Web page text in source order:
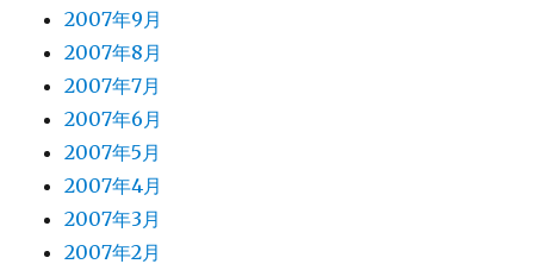
2007年9月
2007年8月
2007年7月
2007年6月
2007年5月
2007年4月
2007年3月
2007年2月